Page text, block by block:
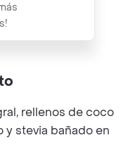
rellenos de coco
stevia bañado en